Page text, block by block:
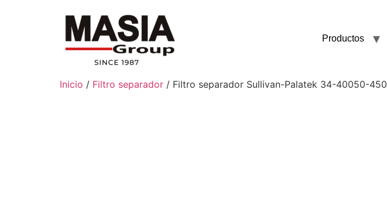
Productos
Inicio / Filtro separador / Filtro separador Sullivan-Palatek 34-40050-450